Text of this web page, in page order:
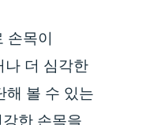
목이
나 더 심각한
해 볼 수 있는
한 손목을